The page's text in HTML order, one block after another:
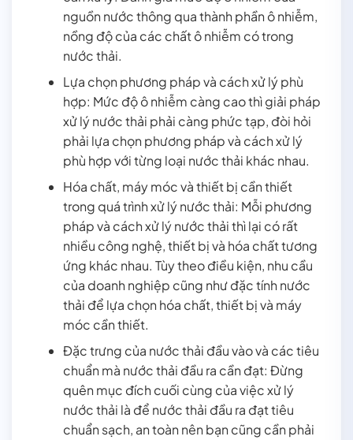
nguồn nước thông qua thành phần ô nhiễm,
nồng độ của các chất ô nhiễm có trong
nước thải.
Lựa chọn phương pháp và cách xử lý phù
hợp: Mức độ ô nhiễm càng cao thì giải pháp
xử lý nước thải phải càng phức tạp, đòi hỏi
phải lựa chọn phương pháp và cách xử lý
phù hợp với từng loại nước thải khác nhau.
Hóa chất, máy móc và thiết bị cần thiết
trong quá trình xử lý nước thải: Mỗi phương
pháp và cách xử lý nước thải thì lại có rất
nhiều công nghệ, thiết bị và hóa chất tương
ứng khác nhau. Tùy theo điều kiện, nhu cầu
của doanh nghiệp cũng như đặc tính nước
thải để lựa chọn hóa chất, thiết bị và máy
móc cần thiết.
Đặc trưng của nước thải đầu vào và các tiêu
chuẩn mà nước thải đầu ra cần đạt: Đừng
quên mục đích cuối cùng của việc xử lý
nước thải là để nước thải đầu ra đạt tiêu
chuẩn sạch, an toàn nên bạn cũng cần phải